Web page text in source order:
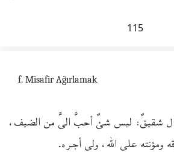
115
f. Misafir Ağırlamak
ومؤنته على الله، ولى أجره.